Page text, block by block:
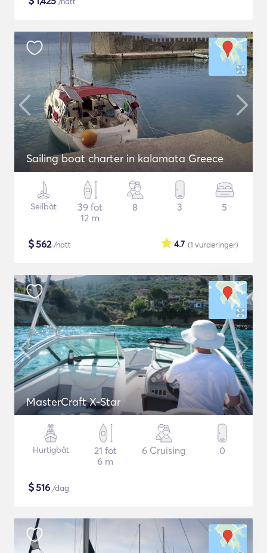
Sailing boat charter in kalamata Greece
Seilbåt
39 fot
12 m
8 3 5
$562/natt (1 vurderinger)
4.7
MasterCraft X-Star
Hurtigbåt
21 fot
6 m
6 Cruising 0
$516 /dag